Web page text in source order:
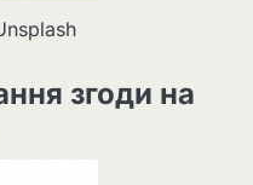
згоди на